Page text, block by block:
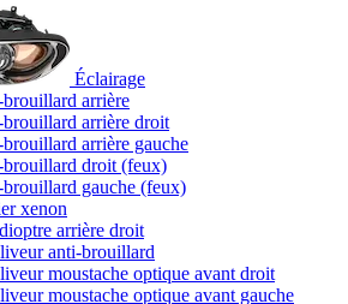
Éclairage
arrière
arrière droit
arrière gauche
droit (feux)
gauche (feux)
xenon
arrière droit
anti-brouillard
moustache optique avant droit
moustache optique avant gauche